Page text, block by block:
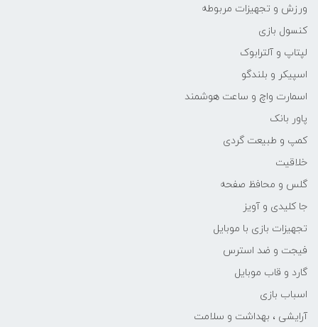
ورزش و تجهیزات مربوطه
کنسول بازی
لپتاپ و آلترابوک
اسپیکر و بلندگو
اسمارت واچ و ساعت هوشمند
پاور بانک
کمپ و طبیعت گردی
خلاقیت
گلس و محافظ صفحه
جا کلیدی و آویز
تجهیزات بازی با موبایل
فیجت و ضد استرس
گارد و قاب موبایل
اسباب بازی
آرایشی ، بهداشت و سلامت